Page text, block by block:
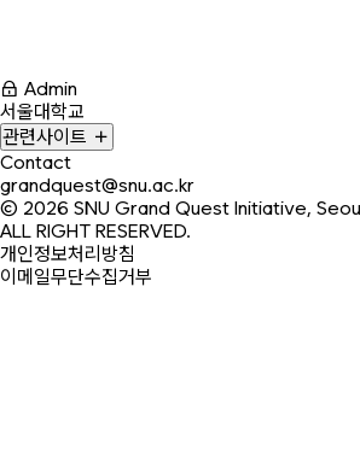
Admin
서울대학교
관련사이트
Contact
grandquest@snu.ac.kr
© 2026 SNU Grand Quest Initiative,
ALL RIGHT RESERVED.
개인정보처리방침
이메일무단수집거부